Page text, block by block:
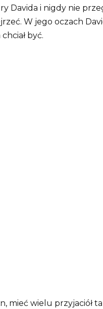
Davida i nigdy nie
W jego oczach
być.
mieć wielu przyjaciół